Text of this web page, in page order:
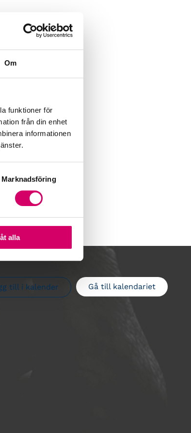
Om
funktioner för
från din enhet
informationen
Marknadsföring
alla
Gå till kalendariet
till i kalender